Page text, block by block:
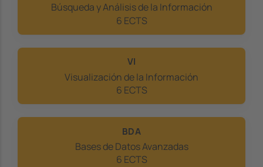
Búsqueda y Análisis de la Información
6 ECTS
VI
Visualización de la Información
6 ECTS
BDA
Bases de Datos Avanzadas
6 ECTS